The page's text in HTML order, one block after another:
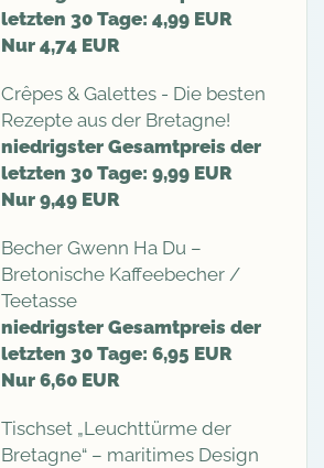
letzten 30 Tage: 4,99 EUR
Nur 4,74 EUR
Crêpes & Galettes - Die besten
Rezepte aus der Bretagne!
niedrigster Gesamtpreis der
letzten 30 Tage: 9,99 EUR
Nur 9,49 EUR
Becher Gwenn Ha Du –
Bretonische Kaffeebecher /
Teetasse
niedrigster Gesamtpreis der
letzten 30 Tage: 6,95 EUR
Nur 6,60 EUR
Tischset „Leuchttürme der
Bretagne“ – maritimes Design